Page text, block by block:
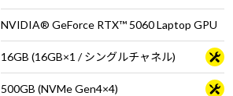
NVIDIA® GeForce RTX™ 5060 Laptop GPU
16GB (16GB×1 / シングルチャネル)
500GB (NVMe Gen4×4)